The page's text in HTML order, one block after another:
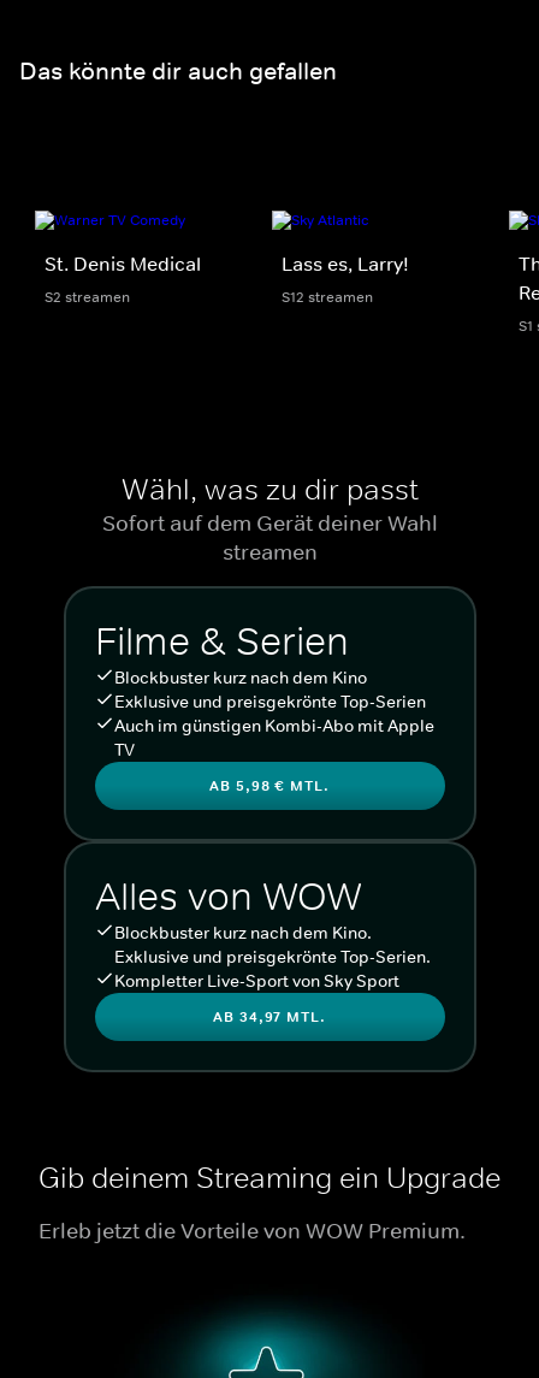
Das könnte dir auch gefallen
St. Denis Medical
S2 streamen
Lass es, Larry!
S12 streamen
Wähl, was zu dir passt
Sofort auf dem Gerät deiner Wahl
streamen
Filme & Serien
Blockbuster kurz nach dem Kino
Exklusive und preisgekrönte Top-Serien
Auch im günstigen Kombi-Abo mit Apple
TV
AB 5,98 € MTL.
Alles von WOW
Blockbuster kurz nach dem Kino.
Exklusive und preisgekrönte Top-Serien.
Kompletter Live-Sport von Sky Sport
AB 34,97 MTL.
Gib deinem Streaming ein Upgrade
Erleb jetzt die Vorteile von WOW Premium.